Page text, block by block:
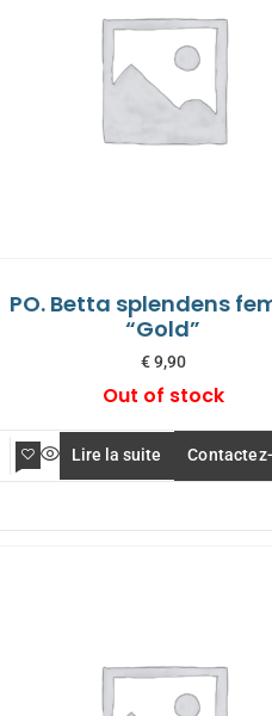
PO. Betta splendens
“Gold”
€9,90
Out of stock
Lire la suite